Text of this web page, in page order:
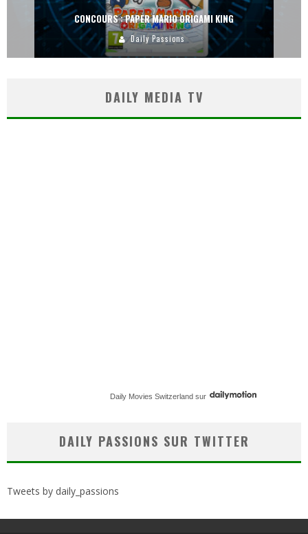
CONCOURS : PAPER MARIO ORIGAMI KING
Daily Passions
DAILY MEDIA TV
Daily Movies Switzerland sur
DAILY PASSIONS SUR TWITTER
Tweets by daily_passions